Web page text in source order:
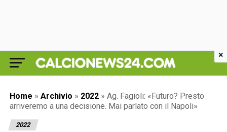
Home » Archivio » 2022 » Ag. Fagioli: «Futuro? Presto
arriveremo a una decisione. Mai parlato con il Napoli»
2022
×